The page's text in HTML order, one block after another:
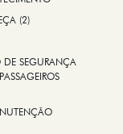
(2)
SEGURANÇA